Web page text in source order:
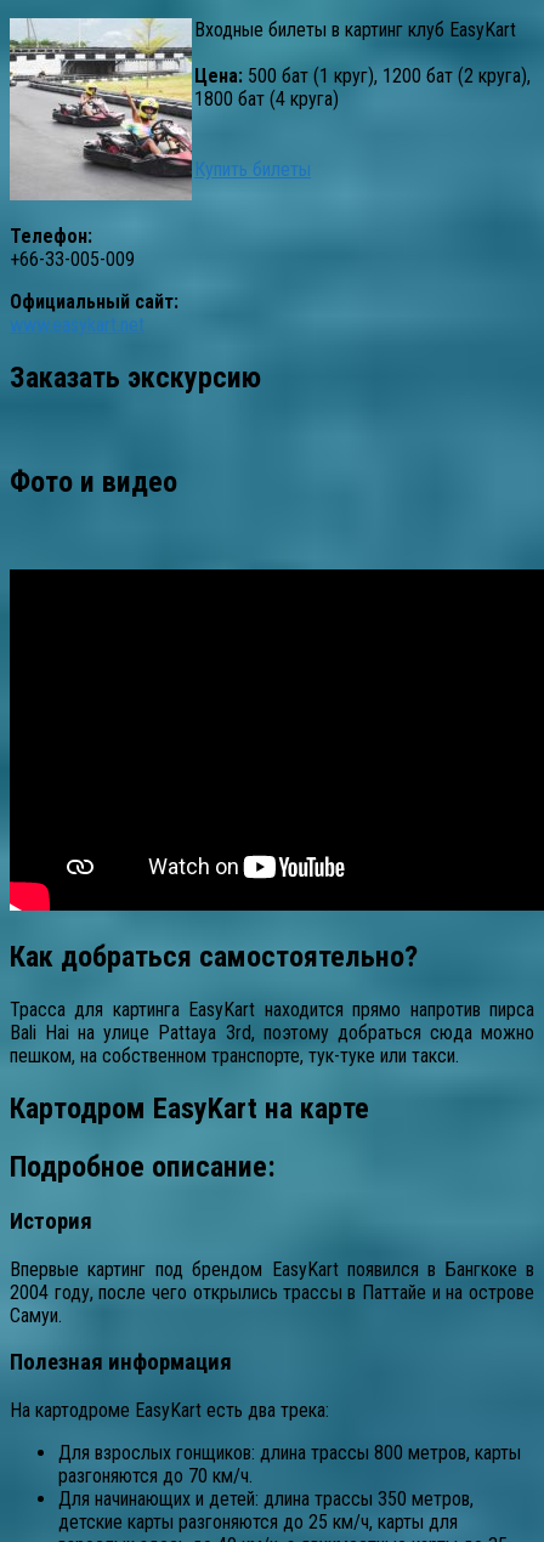
Входные билеты в картинг клуб EasyKart
Цена: 500 бат (1 круг), 1200 бат (2 круга),
1800 бат (4 круга)
Купить билеты
Телефон:
+66-33-005-009
Официальный сайт:
www.easykart.net
Заказать экскурсию
Фото и видео
Как добраться самостоятельно?
Трасса для картинга EasyKart находится прямо напротив пирса
Bali Hai на улице Pattaya 3rd, поэтому добраться сюда можно
пешком, на собственном транспорте, тук-туке или такси.
Картодром EasyKart на карте
Подробное описание:
История
Впервые картинг под брендом EasyKart появился в Бангкоке в
2004 году, после чего открылись трассы в Паттайе и на острове
Самуи.
Полезная информация
На картодроме EasyKart есть два трека:
Для взрослых гонщиков: длина трассы 800 метров, карты
разгоняются до 70 км/ч.
Для начинающих и детей: длина трассы 350 метров,
детские карты разгоняются до 25 км/ч, карты для